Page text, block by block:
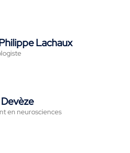
Lachaux
en neurosciences